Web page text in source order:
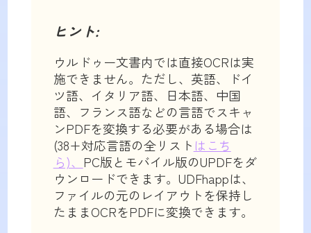
ヒント:
ウルドゥー文書内では直接OCRは実
施できません。ただし、英語、ドイ
ツ語、イタリア語、日本語、中国
語、フランス語などの言語でスキャ
ンPDFを変換する必要がある場合は
(38+対応言語の全リスト はこち
ら)、 PC版とモバイル版のUPDFをダ
ウンロードできます。UDFhappは、
ファイルの元のレイアウトを保持し
たままOCRをPDFに変換できます。